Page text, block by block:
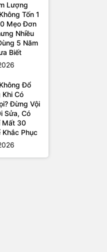
Lượng
Tốn 1
Mẹo Đơn
Nhiều
5 Năm
Biết
Đổ
Khi Có
Đừng Vội
Sửa, Có
Mất 30
Khắc Phục